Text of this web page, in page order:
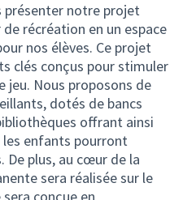
présenter notre projet
récréation en un espace
nos élèves. Ce projet
clés conçus pour stimuler
jeu. Nous proposons de
dotés de bancs
offrant ainsi
les enfants pourront
De plus, au cœur de la
sera réalisée sur le